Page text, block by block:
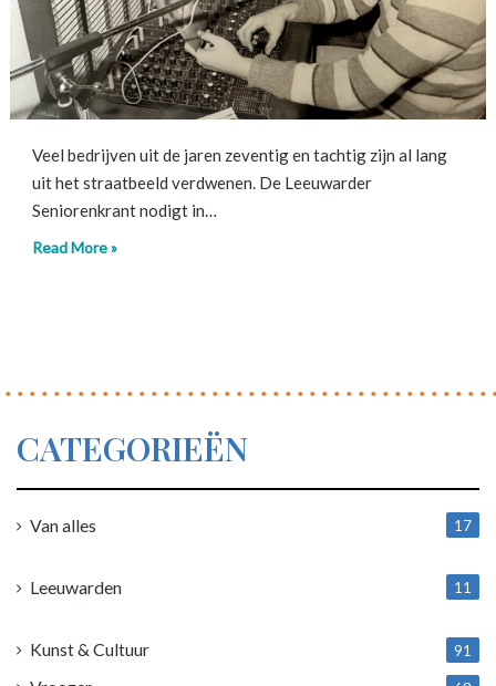
Veel bedrijven uit de jaren zeventig en tachtig zijn al lang
uit het straatbeeld verdwenen. De Leeuwarder
Seniorenkrant nodigt in…
Read More »
CATEGORIEËN
Van alles
17
Leeuwarden
11
Kunst & Cultuur 91